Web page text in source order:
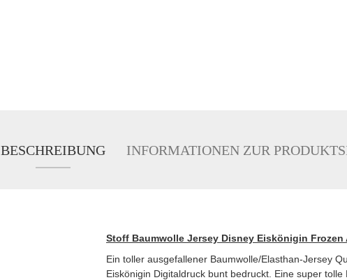
BESCHREIBUNG INFORMATIONEN ZUR
Stoff Baumwolle Jersey Disney Eiskönigin
Ein toller ausgefallener Baumwolle/Elasthan-Jersey
Eiskönigin Digitaldruck bunt bedruckt. Eine super